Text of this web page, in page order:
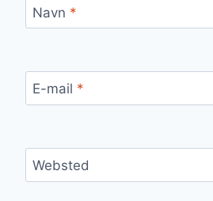
Navn *
E-mail *
Websted